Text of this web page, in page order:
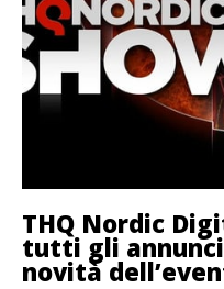
THQ Nordic
tutti gli
novità